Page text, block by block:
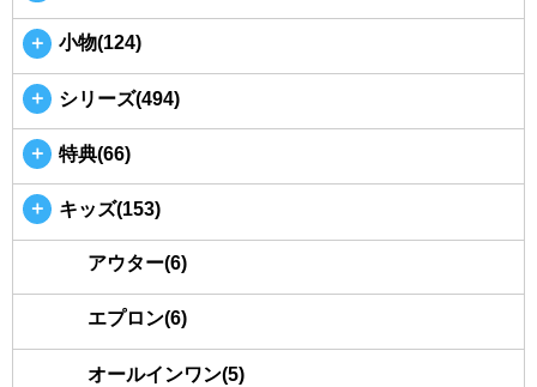
＋ 小物(124)
＋ シリーズ(494)
＋ 特典(66)
＋ キッズ(153)
アウター(6)
エプロン(6)
オールインワン(5)